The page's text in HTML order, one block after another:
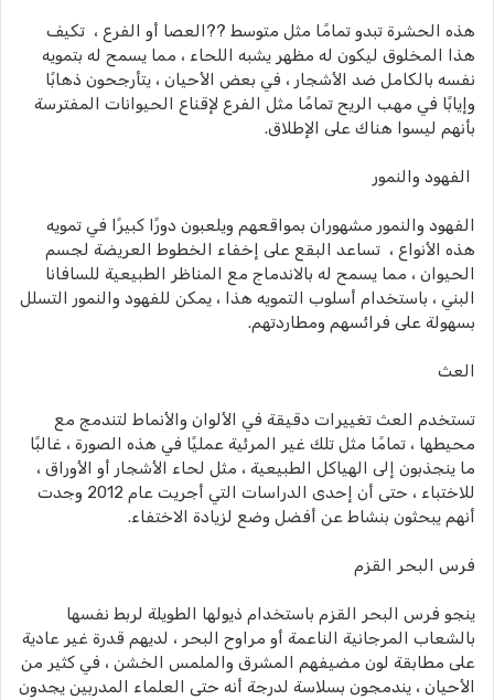
هذه الحشرة تبدو تمامًا مثل متوسط ??العصا أو الفرع ، تكيف
هذا المخلوق ليكون له مظهر يشبه اللحاء ، مما يسمح له بتمويه
نفسه بالكامل ضد الأشجار ، في بعض الأحيان ، يتأرجحون ذهابًا
وإيابًا في مهب الريح تمامًا مثل الفرع لإقناع الحيوانات المفترسة
بأنهم ليسوا هناك على الإطلاق.
الفهود والنمور
الفهود والنمور مشهوران بمواقعهم ويلعبون دورًا كبيرًا في تمويه
هذه الأنواع ، تساعد البقع على إخفاء الخطوط العريضة لجسم
الحيوان ، مما يسمح له بالاندماج مع المناظر الطبيعية للسافانا
البني ، باستخدام أسلوب التمويه هذا ، يمكن للفهود والنمور التسلل
بسهولة على فرائسهم ومطاردتهم.
العث
تستخدم العث تغييرات دقيقة في الألوان والأنماط لتندمج مع
محيطها ، تمامًا مثل تلك غير المرئية عمليًا في هذه الصورة ، غالبًا
ما ينجذبون إلى الهياكل الطبيعية ، مثل لحاء الأشجار أو الأوراق ،
للاختباء ، حتى أن إحدى الدراسات التي أجريت عام 2012 وجدت
أنهم يبحثون بنشاط عن أفضل وضع لزيادة الاختفاء.
فرس البحر القزم
ينجو فرس البحر القزم باستخدام ذيولها الطويلة لربط نفسها
بالشعاب المرجانية الناعمة أو مراوح البحر ، لديهم قدرة غير عادية
على مطابقة لون مضيفهم المشرق والملمس الخشن ، في كثير من
الأحيان ، يندمجون بسلاسة لدرجة أنه حتى العلماء المدربين يجدون